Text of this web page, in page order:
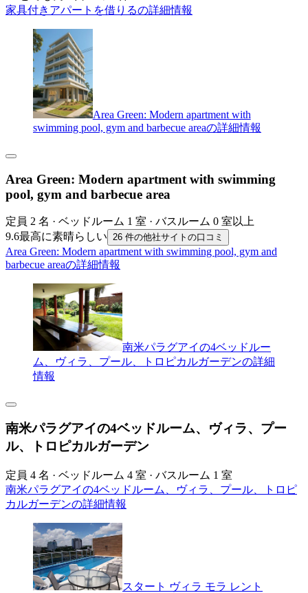
家具付きアパートを借りるの詳細情報
Area Green: Modern apartment with
swimming pool, gym and barbecue areaの詳細情報
Area Green: Modern apartment with swimming
pool, gym and barbecue area
定員 2 名 · ベッドルーム 1 室 · バスルーム 0 室以上
9.6最高に素晴らしい 26 件の他社サイトの口コミ
Area Green: Modern apartment with swimming pool, gym and
barbecue areaの詳細情報
南米パラグアイの4ベッドルー
ム、ヴィラ、プール、トロピカルガーデンの詳細
情報
南米パラグアイの4ベッドルーム、ヴィラ、プー
ル、トロピカルガーデン
定員 4 名 · ベッドルーム 4 室 · バスルーム 1 室
南米パラグアイの4ベッドルーム、ヴィラ、プール、トロピ
カルガーデンの詳細情報
スタート ヴィラ モラ レント